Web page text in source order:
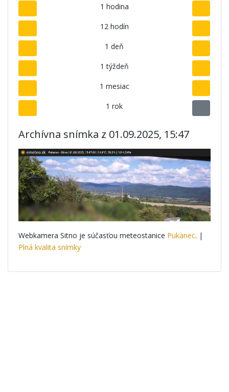
1 hodina
12 hodín
1 deň
1 týždeň
1 mesiac
1 rok
Archívna snímka z 01.09.2025, 15:47
Webkamera Sitno je súčasťou meteostanice Pukanec. |
Plná kvalita snímky